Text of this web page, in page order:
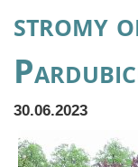
stromy
30.06.2023